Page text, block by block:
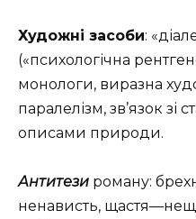
Художні засоби:
(«психологічна
монологи, виразна
паралелізм, зв’язок зі
описами природи.
Антитези роману:
ненависть,